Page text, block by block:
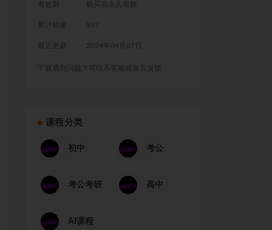
有效期 购买后永久有效
累计销量 957
最近更新 2024年04月07日
下载遇到问题？可联系客服或留言反馈
课程分类
初中 考公
考公考研 高中
AI课程